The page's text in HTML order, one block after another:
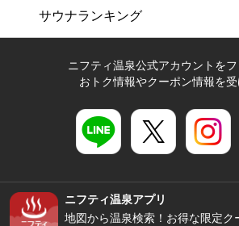
サウナランキング
ニフティ温泉公式アカウントを
おトク情報やクーポン情報を受
ニフティ温泉アプリ
地図から温泉検索！お得な限定ク